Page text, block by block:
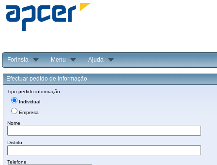
Forinsia Menu Ajuda
Efectuar pedido de informação
Tipo pedido informação
Individual
Empresa
Nome
Distrito
Telefone